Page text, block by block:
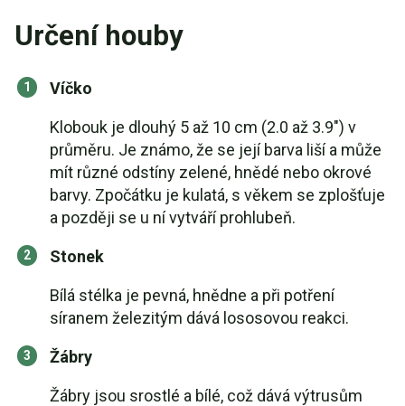
Určení houby
Víčko
Klobouk je dlouhý 5 až 10 cm (2.0 až 3.9") v
průměru. Je známo, že se její barva liší a může
mít různé odstíny zelené, hnědé nebo okrové
barvy. Zpočátku je kulatá, s věkem se zplošťuje
a později se u ní vytváří prohlubeň.
Stonek
Bílá stélka je pevná, hnědne a při potření
síranem železitým dává lososovou reakci.
Žábry
Žábry jsou srostlé a bílé, což dává výtrusům